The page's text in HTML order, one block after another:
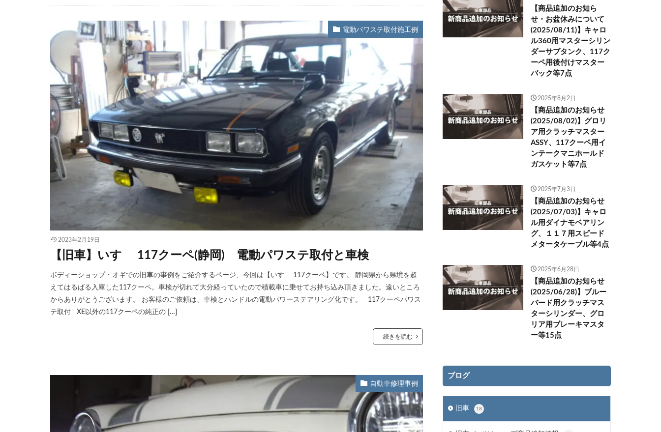
電動パワステ取付施工例
2023年2月19日
【旧車】いすゞ 117クーペ(静岡) 電動パワステ取付と車検
ボディーショップ・オギでの旧車の事例をご紹介するページ、今回は【いすゞ 117クーペ】です。 静岡県から県境を超
えてはるばる入庫した117クーペ。車検が切れて大分経っていたので積載車に乗せてお持ち込み頂きました。遠いところ
からありがとうございます。 お客様のご依頼は、車検とハンドルの電動パワーステアリング化です。 117クーペパワス
テ取付 XE以外の117クーペの純正の […]
続きを読む
自動車修理事例
【商品追加のお知ら
せ・お盆休みについて
(2025/08/11)】キャロ
ル360用マスターシリン
ダーサブタンク、117ク
ーペ用後付けマスター
バック等7点
2025年8月2日
【商品追加のお知らせ
(2025/08/02)】グロリ
ア用クラッチマスター
ASSY、117クーペ用イ
ンテークマニホールド
ガスケット等7点
2025年7月3日
【商品追加のお知らせ
(2025/07/03)】キャロ
ル用ダイナモベアリン
グ、１１７用スピード
メタータケーブル等4点
2025年6月28日
【商品追加のお知らせ
(2025/06/28)】ブルー
バード用クラッチマス
ターシリンダー、グロ
リア用ブレーキマスタ
ー等15点
ブログ
旧車 18